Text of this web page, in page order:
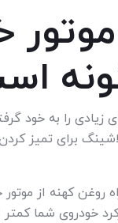
زیادی را به خود
برای تمیز
روغن کهنه از